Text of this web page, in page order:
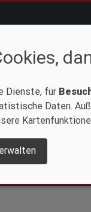
Dienste, für
Daten.